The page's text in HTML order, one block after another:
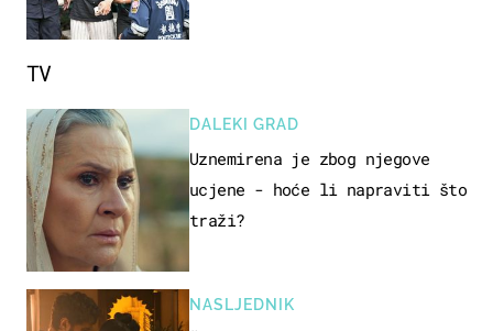
TV
DALEKI GRAD
Uznemirena je zbog njegove
ucjene - hoće li napraviti što
traži?
NASLJEDNIK